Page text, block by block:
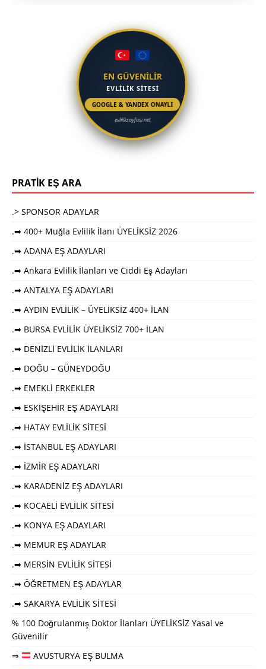
EN GÜVENİLİR
EVLİLİK SİTESİ
GOOGLE & YANDEX ONAYLI
evliliksayfasi.net
PRATİK EŞ ARA
.> SPONSOR ADAYLAR
.➡ 400+ Muğla Evlilik İlanı ÜYELİKSİZ 2026
.➡ ADANA EŞ ADAYLARI
.➡ Ankara Evlilik İlanları ve Ciddi Eş Adayları
.➡ ANTALYA EŞ ADAYLARI
.➡ AYDIN EVLİLİK – ÜYELİKSİZ 400+ İLAN
.➡ BURSA EVLİLİK ÜYELİKSİZ 700+ İLAN
.➡ DENİZLİ EVLİLİK İLANLARI
.➡ DOĞU – GÜNEYDOĞU
.➡ EMEKLİ ERKEKLER
.➡ ESKİŞEHİR EŞ ADAYLARI
.➡ HATAY EVLİLİK SİTESİ
.➡ İSTANBUL EŞ ADAYLARI
.➡ İZMİR EŞ ADAYLARI
.➡ KARADENİZ EŞ ADAYLARI
.➡ KOCAELİ EVLİLİK SİTESİ
.➡ KONYA EŞ ADAYLARI
.➡ MEMUR EŞ ADAYLAR
.➡ MERSİN EVLİLİK SİTESİ
.➡ ÖĞRETMEN EŞ ADAYLAR
.➡ SAKARYA EVLİLİK SİTESİ
% 100 Doğrulanmış Doktor İlanları ÜYELİKSİZ Yasal ve
Güvenilir
⇒
AVUSTURYA EŞ BULMA